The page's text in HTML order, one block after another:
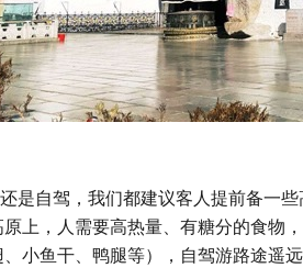
自驾，我们都建议客人提前备一
上，人需要高热量、有糖分的食物
小鱼干、鸭腿等），自驾游路途遥